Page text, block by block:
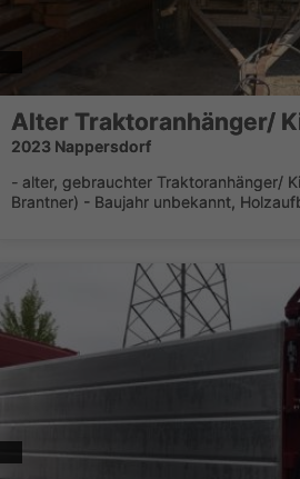
Alter Traktoranhänger/
2023 Nappersdorf
- alter, gebrauchter Traktoranhänger/
Brantner) - Baujahr unbekannt,